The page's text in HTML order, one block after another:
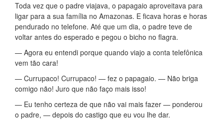
Toda vez que o padre viajava, o papagaio aproveitava para
ligar para a sua família no Amazonas. E ficava horas e horas
pendurado no telefone. Até que um dia, o padre teve de
voltar antes do esperado e pegou o bicho no flagra.
— Agora eu entendi porque quando viajo a conta telefônica
vem tão cara!
— Currupaco! Currupaco! — fez o papagaio. — Não briga
comigo não! Juro que não faço mais isso!
— Eu tenho certeza de que não vai mais fazer — ponderou
o padre, — depois do castigo que eu vou lhe dar.